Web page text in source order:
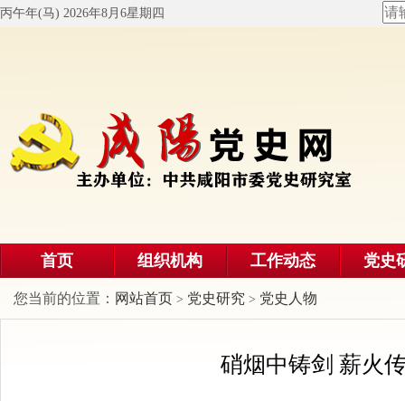
丙午年(马) 2026年8月6星期四
首页 组织机构 工作动态 党史
您当前的位置： 网站首页 > 党史研究 > 党史人物
硝烟中铸剑 薪火